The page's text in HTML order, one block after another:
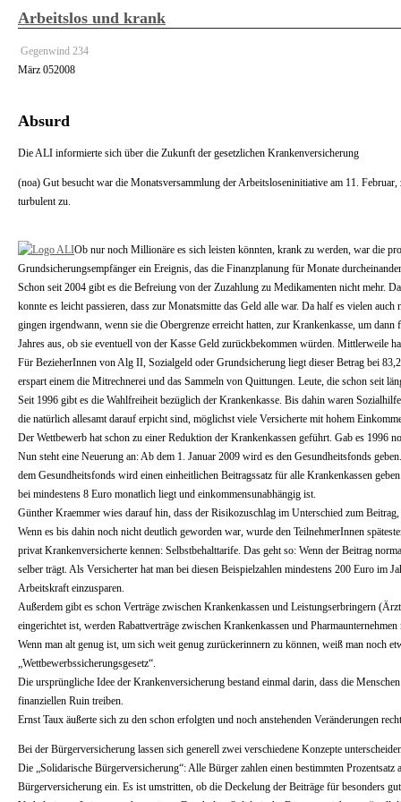
Arbeitslos und krank
Gegenwind 234
März 052008
Absurd
Die ALI informierte sich über die Zukunft der gesetzlichen Krankenversicherung
(noa) Gut besucht war die Monatsversammlung der Arbeitsloseninitiative am 11.
turbulent zu.
Ob nur noch Millionäre es sich leisten könnten, krank zu werden, war die
Grundsicherungsempfänger ein Ereignis, das die Finanzplanung für Monate
Schon seit 2004 gibt es die Befreiung von der Zuzahlung zu Medikamenten nicht mehr.
konnte es leicht passieren, dass zur Monatsmitte das Geld alle war. Da half es vielen
gingen irgendwann, wenn sie die Obergrenze erreicht hatten, zur Krankenkasse, um
Jahres aus, ob sie eventuell von der Kasse Geld zurückbekommen würden. Mittlerweile
Für BezieherInnen von Alg II, Sozialgeld oder Grundsicherung liegt dieser Betrag bei
erspart einem die Mitrechnerei und das Sammeln von Quittungen. Leute, die schon seit
Seit 1996 gibt es die Wahlfreiheit bezüglich der Krankenkasse. Bis dahin waren
die natürlich allesamt darauf erpicht sind, möglichst viele Versicherte mit hohem
Der Wettbewerb hat schon zu einer Reduktion der Krankenkassen geführt. Gab es 1996
Nun steht eine Neuerung an: Ab dem 1. Januar 2009 wird es den Gesundheitsfonds
dem Gesundheitsfonds wird einen einheitlichen Beitragssatz für alle Krankenkassen
bei mindestens 8 Euro monatlich liegt und einkommensunabhängig ist.
Günther Kraemmer wies darauf hin, dass der Risikozuschlag im Unterschied zum
Wenn es bis dahin noch nicht deutlich geworden war, wurde den TeilnehmerInnen
privat Krankenversicherte kennen: Selbstbehalttarife. Das geht so: Wenn der Beitrag
selber trägt. Als Versicherter hat man bei diesen Beispielzahlen mindestens 200 Euro
Arbeitskraft einzusparen.
Außerdem gibt es schon Verträge zwischen Krankenkassen und Leistungserbringern
eingerichtet ist, werden Rabattverträge zwischen Krankenkassen und
Wenn man alt genug ist, um sich weit genug zurückerinnern zu können, weiß man noch
„Wettbewerbssicherungsgesetz“.
Die ursprüngliche Idee der Krankenversicherung bestand einmal darin, dass die
finanziellen Ruin treiben.
Ernst Taux äußerte sich zu den schon erfolgten und noch anstehenden Veränderungen
Bei der Bürgerversicherung lassen sich generell zwei verschiedene Konzepte
Die „Solidarische Bürgerversicherung“: Alle Bürger zahlen einen bestimmten
Bürgerversicherung ein. Es ist umstritten, ob die Deckelung der Beiträge für besonders